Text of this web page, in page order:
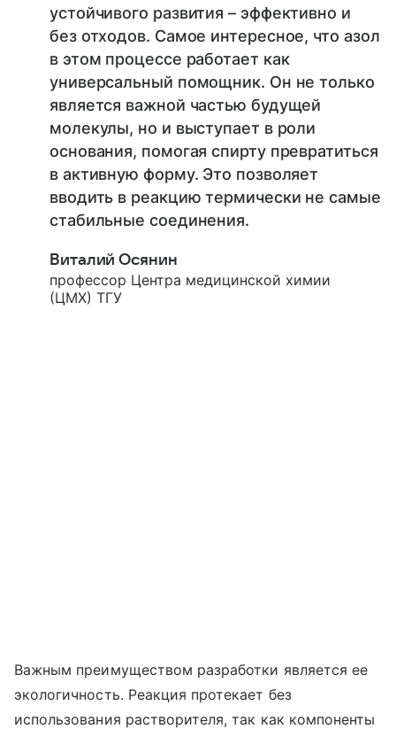
устойчивого развития – эффективно и
без отходов. Самое интересное, что азол
в этом процессе работает как
универсальный помощник. Он не только
является важной частью будущей
молекулы, но и выступает в роли
основания, помогая спирту превратиться
в активную форму. Это позволяет
вводить в реакцию термически не самые
стабильные соединения.
Виталий Осянин
профессор Центра медицинской химии
(ЦМХ) ТГУ
Важным преимуществом разработки является ее
экологичность. Реакция протекает без
использования растворителя, так как компоненты